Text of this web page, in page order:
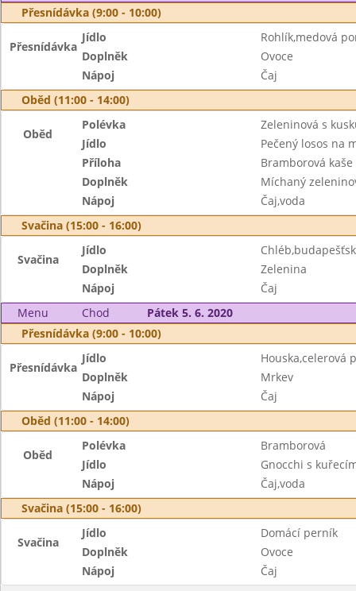
Přesnídávka (9:00 - 10:00)
Přesnídávka
Jídlo
Rohlík,medová
Doplněk
Ovoce
Nápoj
Čaj
Oběd (11:00 - 14:00)
Oběd
Polévka
Zeleninová s
Jídlo
Pečený losos na
Příloha
Bramborová kaše
Doplněk
Míchaný
Nápoj
Čaj,voda
Svačina (15:00 - 16:00)
Svačina
Jídlo
Doplněk
Zelenina
Nápoj
Čaj
Menu
Chod
Pátek 5. 6. 2020
Přesnídávka (9:00 - 10:00)
Přesnídávka
Jídlo
Houska,celerová
Doplněk
Mrkev
Nápoj
Čaj
Oběd (11:00 - 14:00)
Oběd
Polévka
Bramborová
Jídlo
Gnocchi s
Nápoj
Čaj,voda
Svačina (15:00 - 16:00)
Svačina
Jídlo
Domácí perník
Doplněk
Ovoce
Nápoj
Čaj